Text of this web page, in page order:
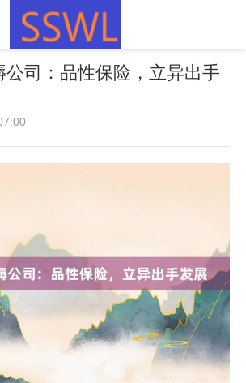
公司：品性保险，立异出手